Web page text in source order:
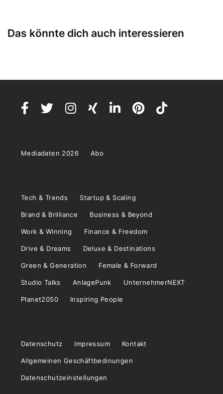
Das könnte dich auch interessieren
Mediadaten 2026 Abo
Tech & Trends Startup & Scaling
Brand & Brilliance Business & Beyond
Work & Winning Finance & Freedom
Drive & Dreams Deluxe & Destinations
Green & Generation Female & Forward
Studio Talks AnlagePunk UnternehmerNEXT
Planet2050 Inspiring People
Datenschutz Impressum Kontakt
Allgemeinen Geschäftbedinungen
Datenschutzeinstellungen